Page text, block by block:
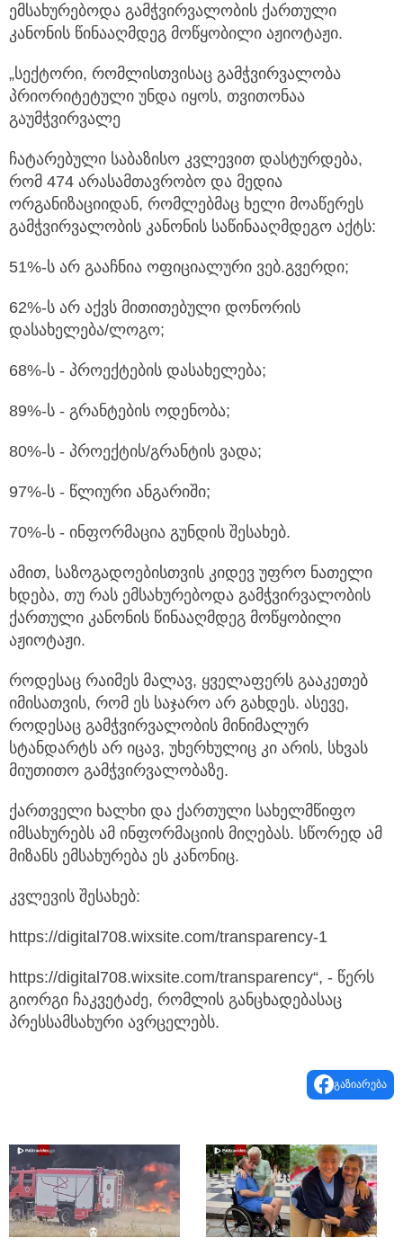
ემსახურებოდა გამჭვირვალობის ქართული
კანონის წინააღმდეგ მოწყობილი აჟიოტაჟი.
„სექტორი, რომლისთვისაც გამჭვირვალობა
პრიორიტეტული უნდა იყოს, თვითონაა
გაუმჭვირვალე
ჩატარებული საბაზისო კვლევით დასტურდება,
რომ 474 არასამთავრობო და მედია
ორგანიზაციიდან, რომლებმაც ხელი მოაწერეს
გამჭვირვალობის კანონის საწინააღმდეგო აქტს:
51%-ს არ გააჩნია ოფიციალური ვებ.გვერდი;
62%-ს არ აქვს მითითებული დონორის
დასახელება/ლოგო;
68%-ს - პროექტების დასახელება;
89%-ს - გრანტების ოდენობა;
80%-ს - პროექტის/გრანტის ვადა;
97%-ს - წლიური ანგარიში;
70%-ს - ინფორმაცია გუნდის შესახებ.
ამით, საზოგადოებისთვის კიდევ უფრო ნათელი
ხდება, თუ რას ემსახურებოდა გამჭვირვალობის
ქართული კანონის წინააღმდეგ მოწყობილი
აჟიოტაჟი.
როდესაც რაიმეს მალავ, ყველაფერს გააკეთებ
იმისათვის, რომ ეს საჯარო არ გახდეს. ასევე,
როდესაც გამჭვირვალობის მინიმალურ
სტანდარტს არ იცავ, უხერხულიც კი არის, სხვას
მიუთითო გამჭვირვალობაზე.
ქართველი ხალხი და ქართული სახელმწიფო
იმსახურებს ამ ინფორმაციის მიღებას. სწორედ ამ
მიზანს ემსახურება ეს კანონიც.
კვლევის შესახებ:
https://digital708.wixsite.com/transparency-1
https://digital708.wixsite.com/transparency“, - წერს
გიორგი ჩაკვეტაძე, რომლის განცხადებასაც
პრესსამსახური ავრცელებს.
გაზიარება